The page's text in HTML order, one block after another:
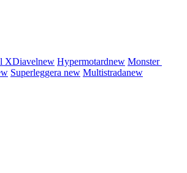
XDiavelnew Hypermotardnew Monster
Superleggera new Multistradanew